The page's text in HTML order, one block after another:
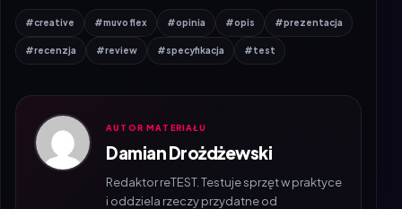
#creative #muvo flex #opinia #opis #prezentacja
#recenzja #review #specyfikacja #test
AUTOR MATERIAŁU
Damian Drożdżewski
Redaktor reTEST. Testuje sprzęt w praktyce
i oddziela rzeczy przydatne od